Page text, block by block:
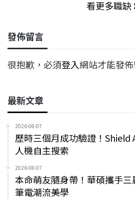
看更多職缺
發佈留言
很抱歉，必須登入網站才能發佈
最新文章
2026-08-07
歷時三個月成功驗證！Shield
人機自主搜索
2026-08-07
本命萌友隨身帶！華碩攜手
筆電潮流美學